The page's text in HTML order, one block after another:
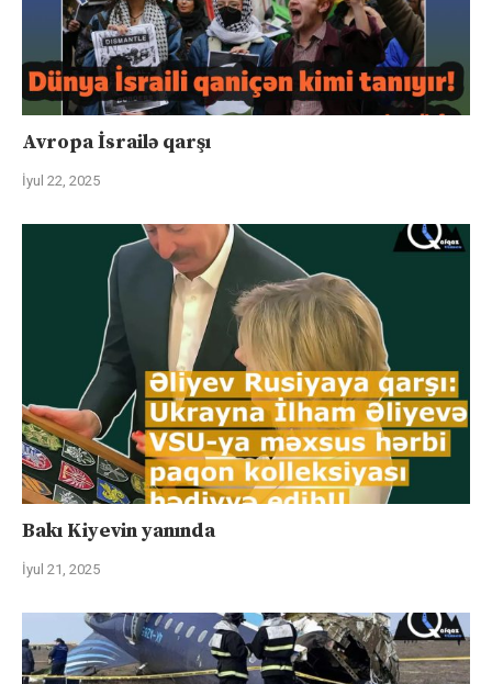
Avropa İsrailə qarşı
İyul 22, 2025
Bakı Kiyevin yanında
İyul 21, 2025